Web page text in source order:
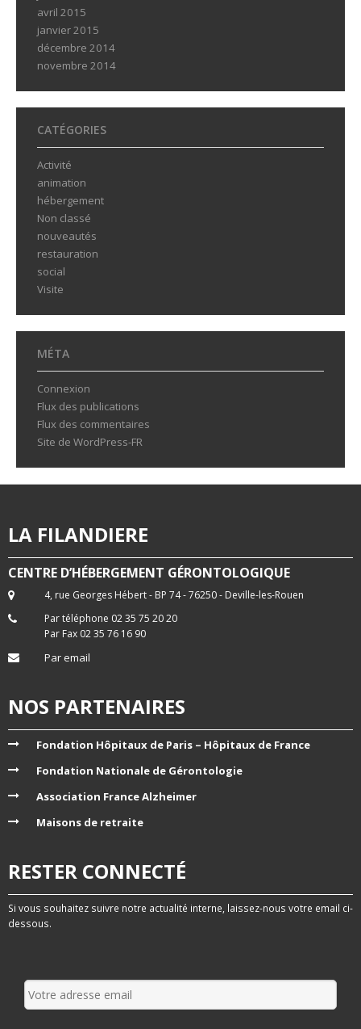
avril 2015
janvier 2015
décembre 2014
novembre 2014
CATÉGORIES
Activité
animation
hébergement
Non classé
nouveautés
restauration
social
Visite
MÉTA
Connexion
Flux des publications
Flux des commentaires
Site de WordPress-FR
LA FILANDIERE
CENTRE D’HÉBERGEMENT GÉRONTOLOGIQUE
4, rue Georges Hébert - BP 74 - 76250 - Deville-les-Rouen
Par téléphone 02 35 75 20 20
Par Fax 02 35 76 16 90
Par email
NOS PARTENAIRES
Fondation Hôpitaux de Paris – Hôpitaux de France
Fondation Nationale de Gérontologie
Association France Alzheimer
Maisons de retraite
RESTER CONNECTÉ
Si vous souhaitez suivre notre actualité interne, laissez-nous votre email ci-
dessous.